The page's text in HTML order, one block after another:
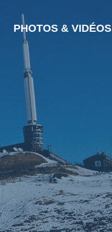
PHOTOS & VIDÉOS